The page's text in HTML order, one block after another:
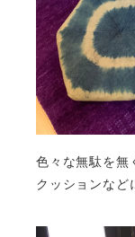
色々な無駄を無
クッションなど